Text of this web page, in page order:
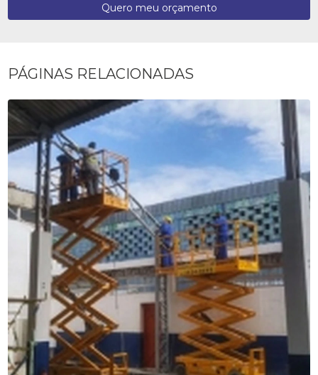
Quero meu orçamento
PÁGINAS RELACIONADAS